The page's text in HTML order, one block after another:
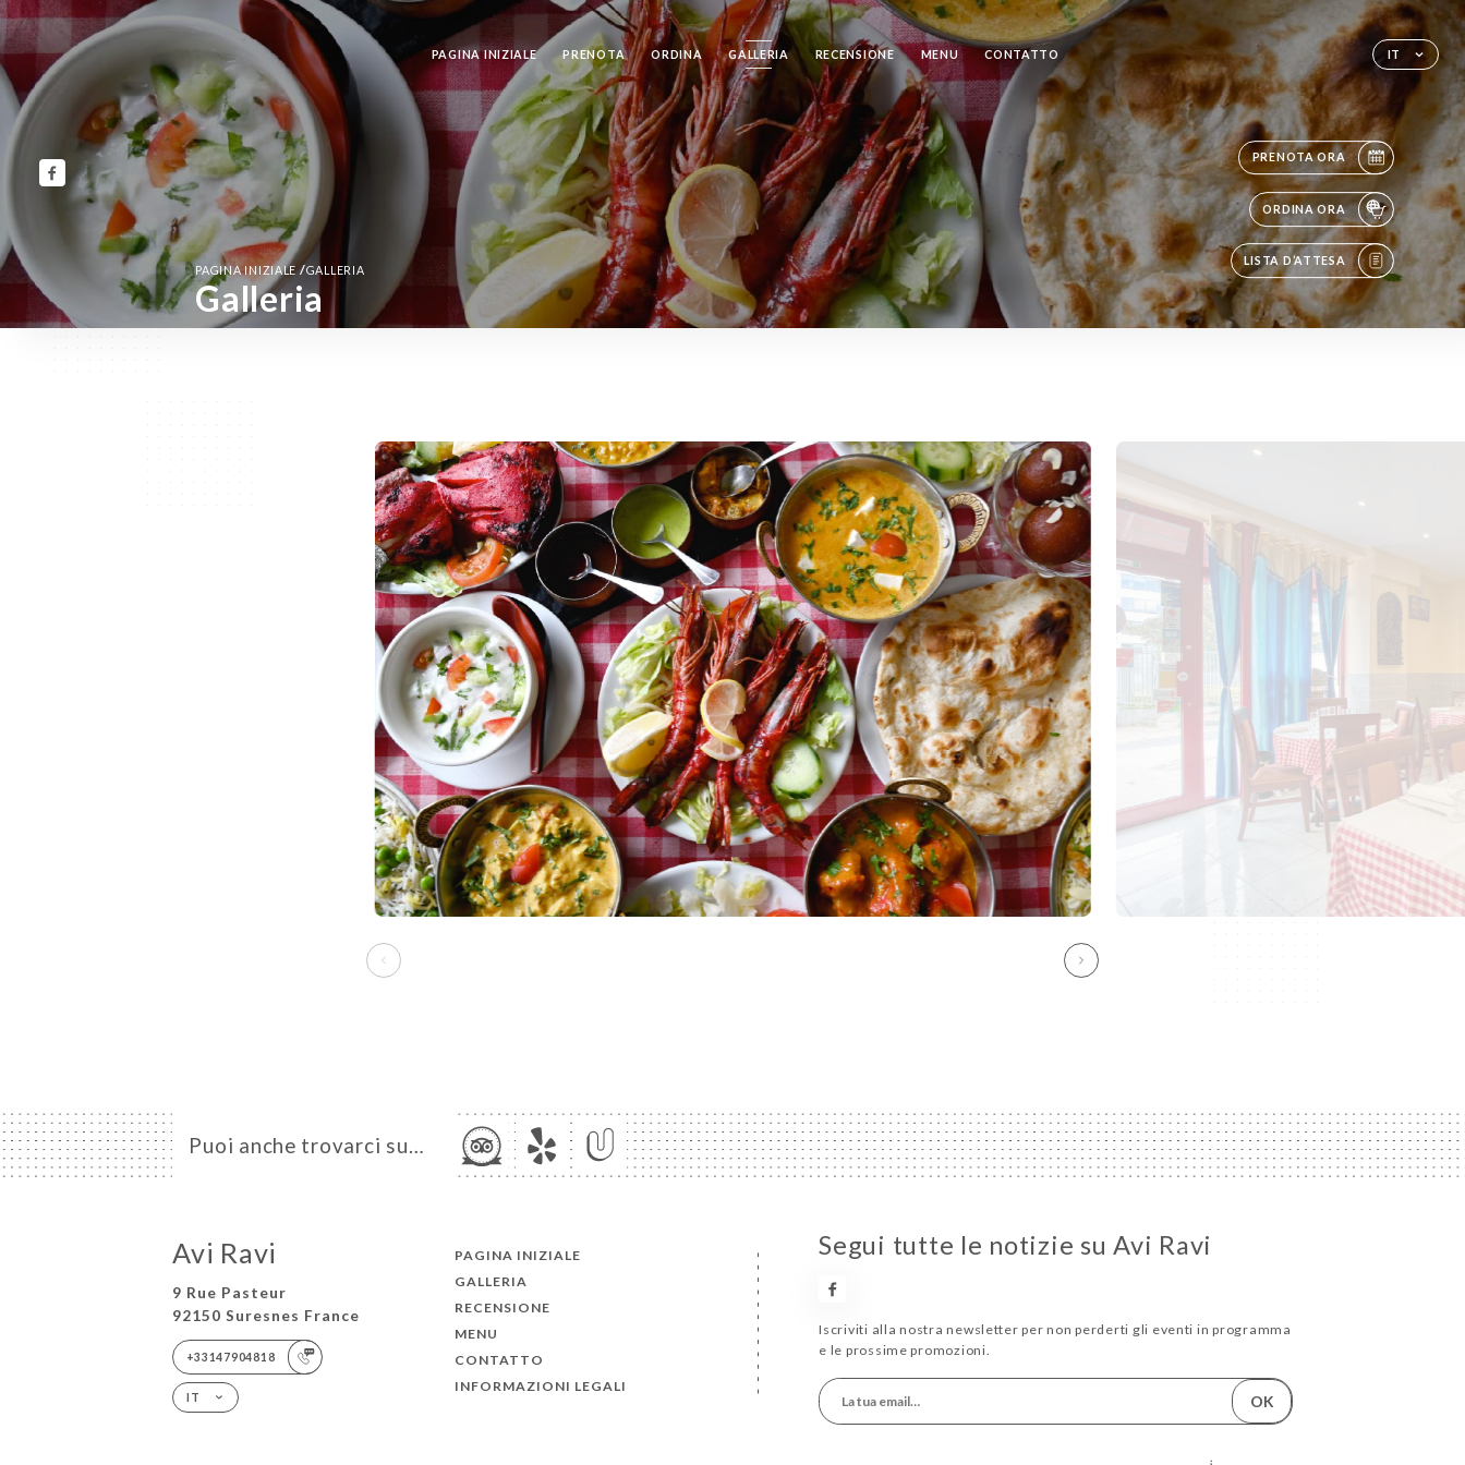
IT
PAGINA INIZIALE PRENOTA ORDINA GALLERIA RECENSIONE MENU CONTATTO
PRENOTA ORA
ORDINA ORA
LISTA D’ATTESA
PAGINA INIZIALE/GALLERIA
Galleria
Puoi anche trovarci su…
Avi Ravi
9 Rue Pasteur
92150 Suresnes France
+33147904818
IT
PAGINA INIZIALE
GALLERIA
RECENSIONE
MENU
CONTATTO
INFORMAZIONI LEGALI
Segui tutte le notizie su Avi Ravi
Iscriviti alla nostra newsletter per non perderti gli eventi in programma
e le prossime promozioni.
OK